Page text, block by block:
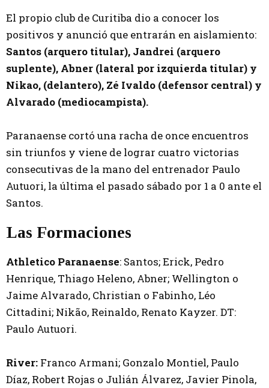
El propio club de Curitiba dio a conocer los
positivos y anunció que entrarán en aislamiento:
Santos (arquero titular), Jandrei (arquero
suplente), Abner (lateral por izquierda titular) y
Nikao, (delantero), Zé Ivaldo (defensor central) y
Alvarado (mediocampista).
Paranaense cortó una racha de once encuentros
sin triunfos y viene de lograr cuatro victorias
consecutivas de la mano del entrenador Paulo
Autuori, la última el pasado sábado por 1 a 0 ante el
Santos.
Las Formaciones
Athletico Paranaense: Santos; Erick, Pedro
Henrique, Thiago Heleno, Abner; Wellington o
Jaime Alvarado, Christian o Fabinho, Léo
Cittadini; Nikão, Reinaldo, Renato Kayzer. DT:
Paulo Autuori.
River: Franco Armani; Gonzalo Montiel, Paulo
Díaz, Robert Rojas o Julián Álvarez, Javier Pinola,